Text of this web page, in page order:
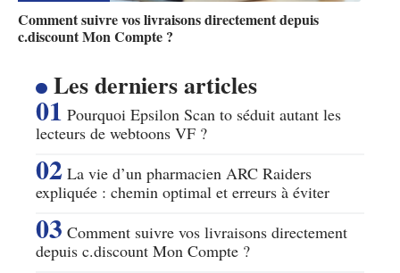
Comment suivre vos livraisons directement depuis
c.discount Mon Compte ?
Les derniers articles
Pourquoi Epsilon Scan to séduit autant les
lecteurs de webtoons VF ?
La vie d’un pharmacien ARC Raiders
expliquée : chemin optimal et erreurs à éviter
Comment suivre vos livraisons directement
depuis c.discount Mon Compte ?